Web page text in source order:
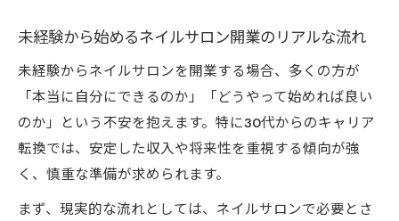
未経験から始めるネイルサロン開業のリアルな流れ
未経験からネイルサロンを開業する場合、多くの方が
「本当に自分にできるのか」「どうやって始めれば良い
のか」という不安を抱えます。特に30代からのキャリア
転換では、安定した収入や将来性を重視する傾向が強
く、慎重な準備が求められます。
まず、現実的な流れとしては、ネイルサロンで必要とさ